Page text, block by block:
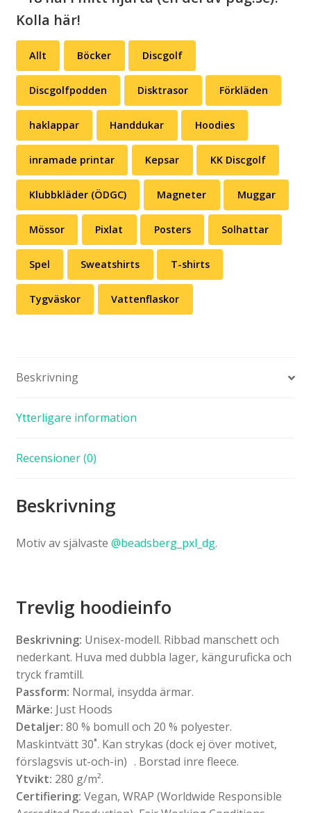
Kolla här!
Allt Böcker Discgolf
Discgolfpodden Disktrasor Förkläden
haklappar Handdukar Hoodies
inramade printar Kepsar KK Discgolf
Klubbkläder (ÖDGC) Magneter Muggar
Mössor Pixlat Posters Solhattar
Spel Sweatshirts T-shirts
Tygväskor Vattenflaskor
Beskrivning
Ytterligare information
Recensioner (0)
Beskrivning
Motiv av självaste @beadsberg_pxl_dg.
Trevlig hoodieinfo
Beskrivning: Unisex-modell. Ribbad manschett och
nederkant. Huva med dubbla lager, känguruficka och
tryck framtill.
Passform: Normal, insydda ärmar.
Märke: Just Hoods
Detaljer: 80 % bomull och 20 % polyester.
Maskintvätt 30˚. Kan strykas (dock ej över motivet,
förslagsvis ut-och-in) . Borstad inre fleece.
Ytvikt: 280 g/m².
Certifiering: Vegan, WRAP (Worldwide Responsible